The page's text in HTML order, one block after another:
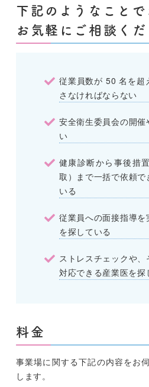
下記のようなこと
お気軽にご相談くだ
従業員数が 50 名を超
さなければならない
安全衛生委員会の開
い
健康診断から事後措
取）まで一括で依頼
いる
従業員への面接指導
を探している
ストレスチェックや
対応できる産業医を探
料金
事業場に関する下記の内容をお
します。